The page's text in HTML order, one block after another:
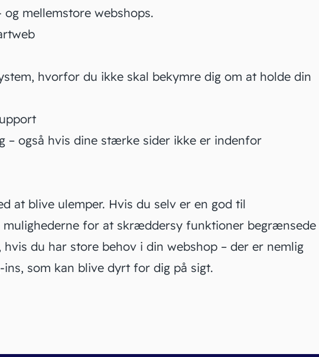
mellemstore webshops.
hvorfor du ikke skal bekymre dig om at holde din
– også hvis dine stærke sider ikke er indenfor
at blive ulemper. Hvis du selv er en god til
for at skræddersy funktioner begrænsede
du har store behov i din webshop – der er nemlig
som kan blive dyrt for dig på sigt.